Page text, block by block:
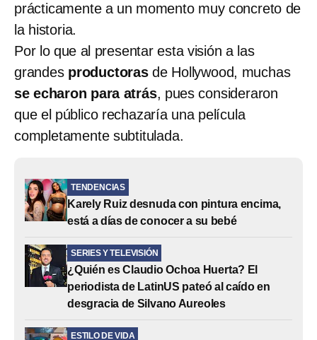
prácticamente a un momento muy concreto de
la historia.
Por lo que al presentar esta visión a las
grandes productorasde Hollywood, muchas
se echaron para atrás, pues consideraron
que el público rechazaría una película
completamente subtitulada.
TENDENCIAS
Karely Ruiz desnuda con pintura encima,
está a días de conocer a su bebé
SERIES Y TELEVISIÓN
¿Quién es Claudio Ochoa Huerta? El
periodista de LatinUS pateó al caído en
desgracia de Silvano Aureoles
ESTILO DE VIDA